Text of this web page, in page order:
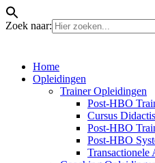
Zoek naar:
Home
Opleidingen
Trainer Opleidingen
Post-HBO
Cursus
Post-HBO
Post-HBO
Transactionele